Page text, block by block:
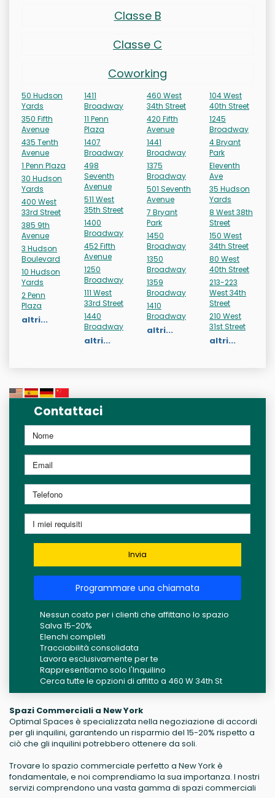
Classe B
Classe C
Coworking
50 Hudson
Yards
350 Fifth
Avenue
435 Tenth
Avenue
1 Penn Plaza
30 Hudson
Yards
400 West
33rd Street
385 9th
Avenue
3 Hudson
Boulevard
10 Hudson
Yards
2 Penn
Plaza
altri...
1411
Broadway
11 Penn
Plaza
1407
Broadway
498
Seventh
Avenue
511 West
35th Street
1400
Broadway
452 Fifth
Avenue
1250
Broadway
111 West
33rd Street
1440
Broadway
altri...
460 West
34th Street
420 Fifth
Avenue
1441
Broadway
1375
Broadway
501 Seventh
Avenue
7 Bryant
Park
1450
Broadway
1350
Broadway
1359
Broadway
1410
Broadway
altri...
104 West
40th Street
1245
Broadway
4 Bryant
Park
Eleventh
Ave
35 Hudson
Yards
8 West 38th
Street
150 West
34th Street
80 West
40th Street
213-223
West 34th
Street
210 West
31st Street
altri...
Contattaci
Invia
Programmare una chiamata
Nessun costo per i clienti che affittano lo spazio
Salva 15-20%
Elenchi completi
Tracciabilità consolidata
Lavora esclusivamente per te
Rappresentiamo solo l'Inquilino
Cerca tutte le opzioni di affitto a 460 W 34th St
Spazi Commerciali a New York
Optimal Spaces è specializzata nella negoziazione di accordi
per gli inquilini, garantendo un risparmio del 15-20% rispetto a
ciò che gli inquilini potrebbero ottenere da soli.
Trovare lo spazio commerciale perfetto a New York è
fondamentale, e noi comprendiamo la sua importanza. I nostri
servizi comprendono una vasta gamma di spazi commerciali